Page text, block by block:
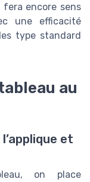
encore sens
une efficacité
type standard
au
et
on place